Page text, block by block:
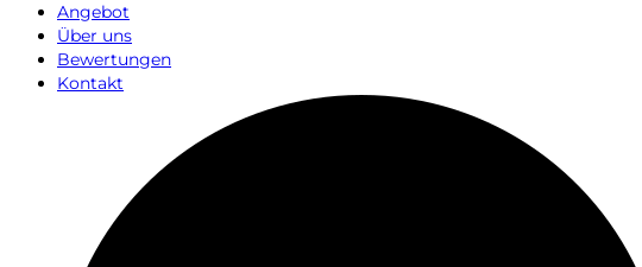
Angebot
Über uns
Bewertungen
Kontakt